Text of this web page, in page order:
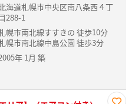
海道札幌市中央区南八条西４丁
目288-1
幌市南北線すすきの 徒歩10分
幌市南北線中島公園 徒歩3分
年 1月 築